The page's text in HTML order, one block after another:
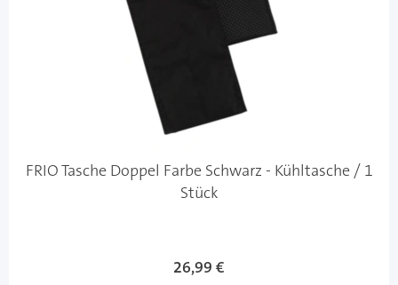
FRIO Tasche Doppel Farbe Schwarz - Kühltasche / 1
Stück
Sonderangebot
26,99 €